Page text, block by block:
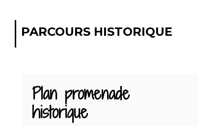
PARCOURS HISTORIQUE
Plan promenade
historique